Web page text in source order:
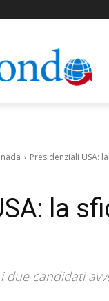
Presidenziali USA:
la
due candidati